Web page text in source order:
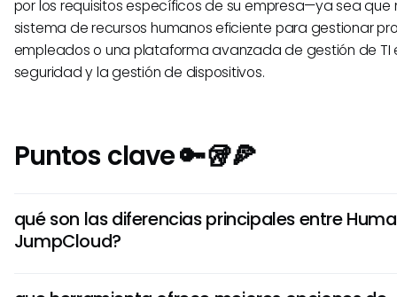
por los requisitos específicos de su empresa—ya sea que
sistema de recursos humanos eficiente para gestionar
empleados o una plataforma avanzada de gestión de TI
seguridad y la gestión de dispositivos.
Puntos clave 🔑🥡🍕
qué son las diferencias principales entre
JumpCloud?